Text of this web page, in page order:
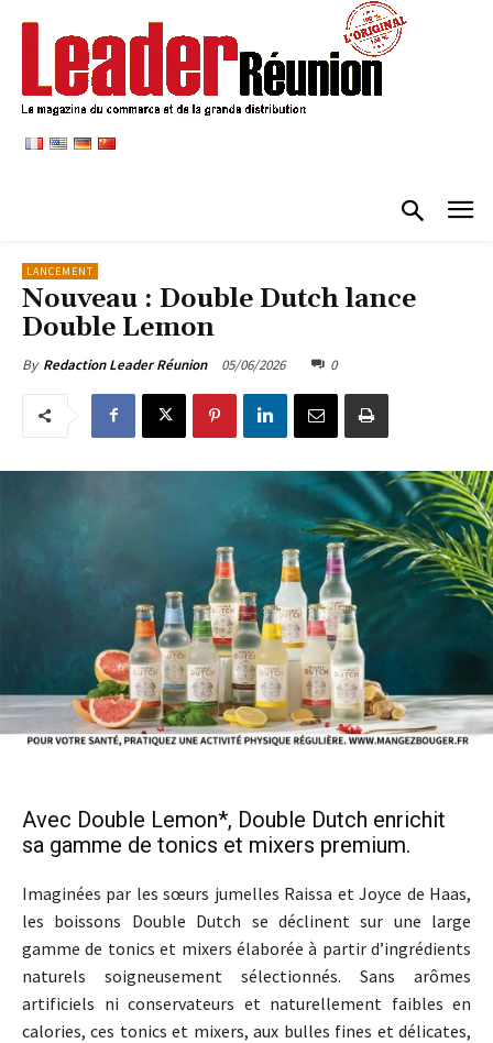
LANCEMENT
Nouveau : Double Dutch lance
Double Lemon
By Redaction Leader Réunion 05/06/2026 0
Avec Double Lemon*, Double Dutch enrichit
sa gamme de tonics et mixers premium.
Imaginées par les sœurs jumelles Raissa et Joyce de Haas,
les boissons Double Dutch se déclinent sur une large
gamme de tonics et mixers élaborée à partir d’ingrédients
naturels soigneusement sélectionnés. Sans arômes
artificiels ni conservateurs et naturellement faibles en
calories, ces tonics et mixers, aux bulles fines et délicates,